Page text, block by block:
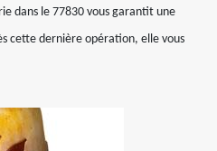
dans le 77830 vous garantit une
cette dernière opération, elle vous